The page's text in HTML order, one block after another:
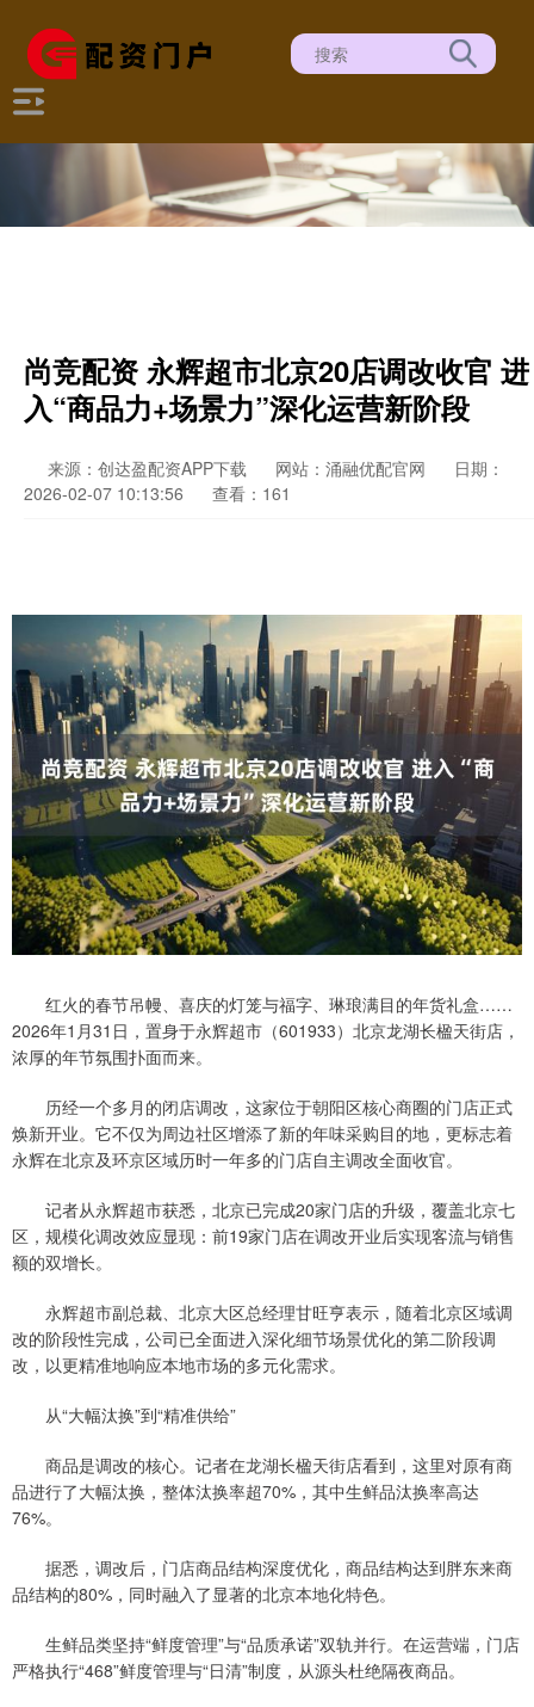
尚竞配资 永辉超市北京20店调改收官 进
入“商品力+场景力”深化运营新阶段
来源：创达盈配资APP下载 网站：涌融优配官网
日期：
2026-02-07 10:13:56
查看：161
红火的春节吊幔、喜庆的灯笼与福字、琳琅满目的年货礼盒……
2026年1月31日，置身于永辉超市（601933）北京龙湖长楹天街店，
浓厚的年节氛围扑面而来。
历经一个多月的闭店调改，这家位于朝阳区核心商圈的门店正式
焕新开业。它不仅为周边社区增添了新的年味采购目的地，更标志着
永辉在北京及环京区域历时一年多的门店自主调改全面收官。
记者从永辉超市获悉，北京已完成20家门店的升级，覆盖北京七
区，规模化调改效应显现：前19家门店在调改开业后实现客流与销售
额的双增长。
永辉超市副总裁、北京大区总经理甘旺亨表示，随着北京区域调
改的阶段性完成，公司已全面进入深化细节场景优化的第二阶段调
改，以更精准地响应本地市场的多元化需求。
从“大幅汰换”到“精准供给”
商品是调改的核心。记者在龙湖长楹天街店看到，这里对原有商
品进行了大幅汰换，整体汰换率超70%，其中生鲜品汰换率高达
76%。
据悉，调改后，门店商品结构深度优化，商品结构达到胖东来商
品结构的80%，同时融入了显著的北京本地化特色。
生鲜品类坚持“鲜度管理”与“品质承诺”双轨并行。在运营端，门店
严格执行“468”鲜度管理与“日清”制度，从源头杜绝隔夜商品。